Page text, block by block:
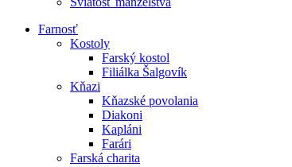
Farnosť
Kostoly
Farský kostol
Filiálka Šalgovík
Kňazi
Kňazské povolania
Diakoni
Kapláni
Farári
Farská charita